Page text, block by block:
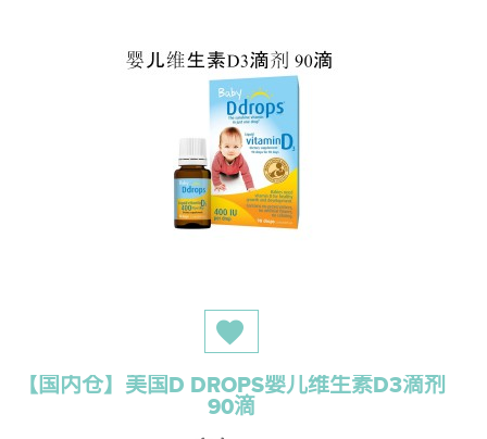
【国内仓】美国D DROPS婴儿维生素D3滴剂
90滴